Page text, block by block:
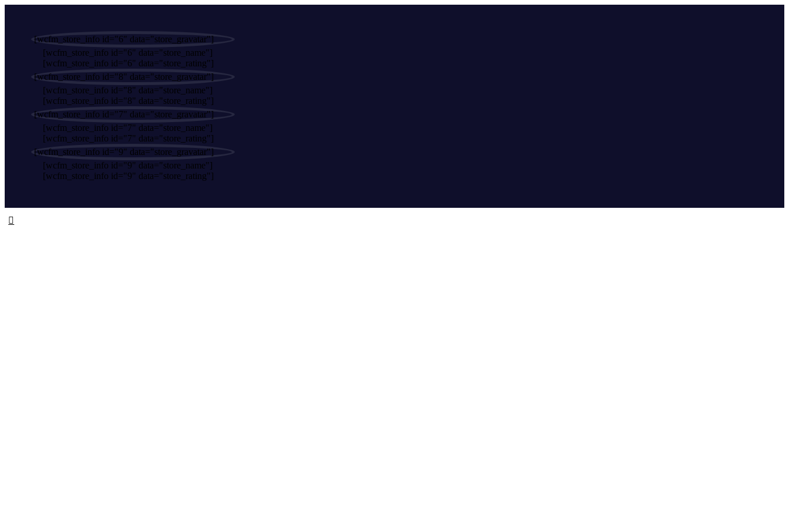
[wcfm_store_info id="6" data="store_gravatar"]
[wcfm_store_info id="6" data="store_name"]
[wcfm_store_info id="6" data="store_rating"]
[wcfm_store_info id="8" data="store_gravatar"]
[wcfm_store_info id="8" data="store_name"]
[wcfm_store_info id="8" data="store_rating"]
[wcfm_store_info id="7" data="store_gravatar"]
[wcfm_store_info id="7" data="store_name"]
[wcfm_store_info id="7" data="store_rating"]
[wcfm_store_info id="9" data="store_gravatar"]
[wcfm_store_info id="9" data="store_name"]
[wcfm_store_info id="9" data="store_rating"]